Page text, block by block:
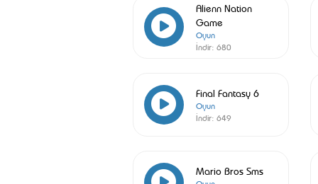
Alienn Nation
Game
Oyun
İndir: 680
Final Fantasy 6
Oyun
İndir: 649
Mario Bros Sms